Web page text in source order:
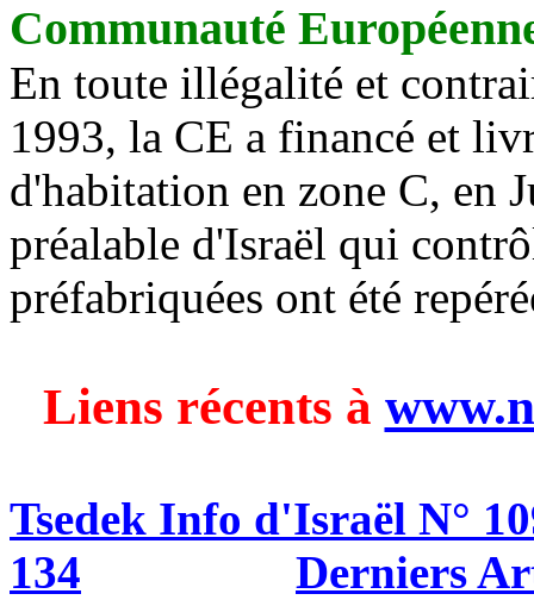
Communauté
En toute illégalité et
1993, la CE a financé et
d'habitation en zone C, en
préalable d'Israël qui
préfabriquées ont été
Liens récents à
Tsedek Info d'Israël N°
134
Derniers